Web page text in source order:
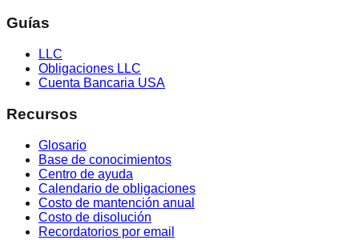
Guías
LLC
Obligaciones LLC
Cuenta Bancaria USA
Recursos
Glosario
Base de conocimientos
Centro de ayuda
Calendario de obligaciones
Costo de mantención anual
Costo de disolución
Recordatorios por email